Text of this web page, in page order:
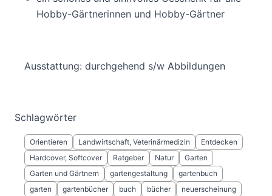
Hobby-Gärtnerinnen und Hobby-Gärtner
Ausstattung: durchgehend s/w Abbildungen
Schlagwörter
Orientieren Landwirtschaft, Veterinärmedizin
Entdecken
Hardcover, Softcover
Ratgeber Natur
Garten
Garten und Gärtnern
gartengestaltung
gartenbuch
garten
gartenbücher buch bücher
neuerscheinung